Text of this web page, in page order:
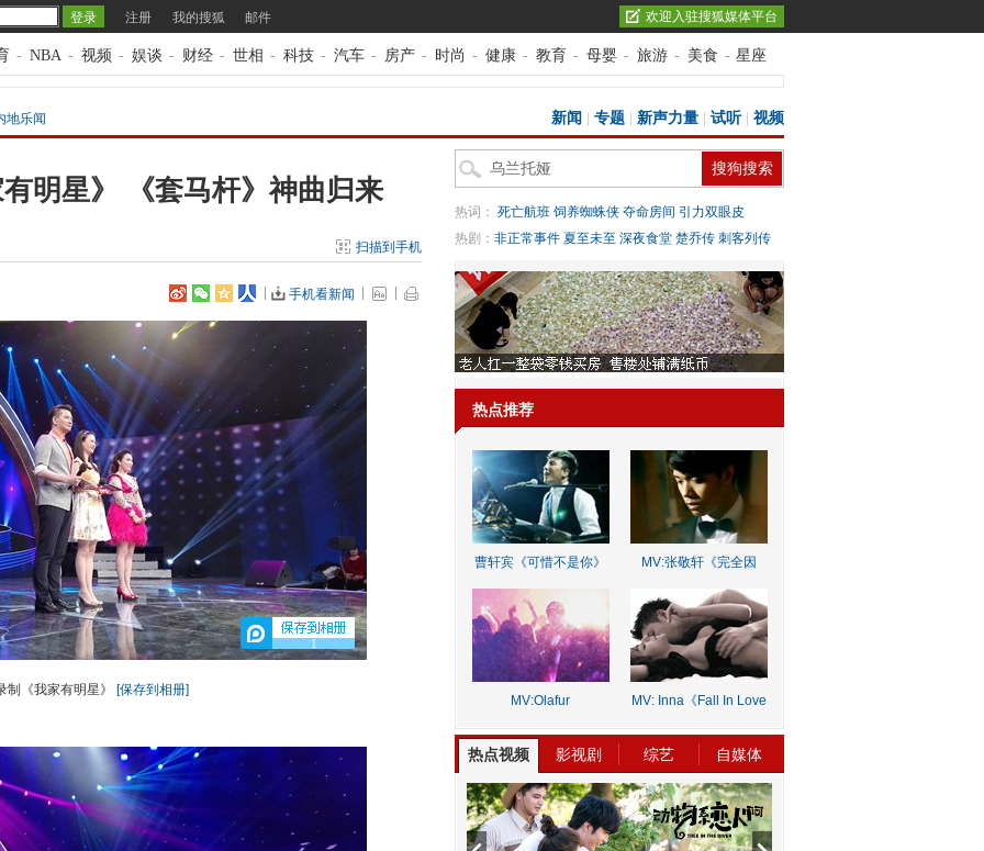
注册 我的搜狐 邮件 欢迎入驻搜狐媒体平台
- NBA - 视频 - 娱谈 - 财经 - 世相 - 科技 - 汽车 - 房产 - 时尚 - 健康 - 教育 - 母婴 - 旅游 - 美食 - 星座
地乐闻 新闻 专题 新声力量 试听| 视频
明星》 《套马杆》神曲归来
扫描到手机
手机看新闻
1
制《我家有明星》 [保存到相册]
热词： 死亡航班 饲养蜘蛛侠 夺命房间 引力双眼皮
热剧： 非正常事件 夏至未至 深夜食堂 楚乔传 刺客列传
热点推荐
曹轩宾《可惜不是你》
MV:张敬轩《完全因
MV:Olafur
MV: Inna《Fall In Love
热点视频 影视剧 综艺 自媒体